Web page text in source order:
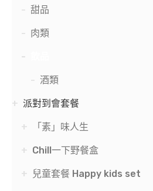
甜品
肉類
酒類
派對到會套餐
「素」味人生
Chill一下野餐盒
兒童套餐 Happy kids set